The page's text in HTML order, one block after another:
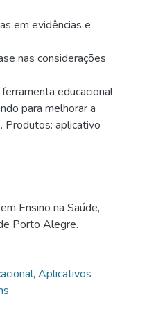
em evidências e
nas considerações
educacional
para melhorar a
Produtos: aplicativo
Ensino na Saúde,
Porto Alegre.
, Aplicativos